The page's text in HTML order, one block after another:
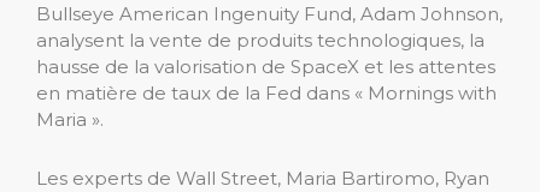
Bullseye American Ingenuity Fund, Adam Johnson,
analysent la vente de produits technologiques, la
hausse de la valorisation de SpaceX et les attentes
en matière de taux de la Fed dans « Mornings with
Maria ».
Les experts de Wall Street, Maria Bartiromo, Ryan